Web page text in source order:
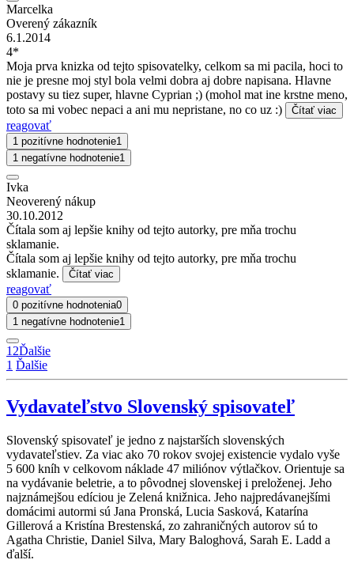
Marcelka
Overený zákazník
6.1.2014
4*
Moja prva knizka od tejto spisovatelky, celkom sa mi pacila, hoci to
nie je presne moj styl bola velmi dobra aj dobre napisana. Hlavne
postavy su tiez super, hlavne Cyprian ;) (mohol mat ine krstne meno,
toto sa mi vobec nepaci a ani mu nepristane, no co uz :)
Čítať viac
reagovať
1 pozitívne hodnotenie1
1 negatívne hodnotenie1
Ivka
Neoverený nákup
30.10.2012
Čítala som aj lepšie knihy od tejto autorky, pre mňa trochu
sklamanie.
Čítala som aj lepšie knihy od tejto autorky, pre mňa trochu
sklamanie.
Čítať viac
reagovať
0 pozitívne hodnotenia0
1 negatívne hodnotenie1
1 2Ďalšie
1 Ďalšie
Vydavateľstvo Slovenský spisovateľ
Slovenský spisovateľ je jedno z najstarších slovenských
vydavateľstiev. Za viac ako 70 rokov svojej existencie vydalo vyše
5 600 kníh v celkovom náklade 47 miliónov výtlačkov. Orientuje sa
na vydávanie beletrie, a to pôvodnej slovenskej i preloženej. Jeho
najznámejšou edíciou je Zelená knižnica. Jeho najpredávanejšími
domácimi autormi sú Jana Pronská, Lucia Sasková, Katarína
Gillerová a Kristína Brestenská, zo zahraničných autorov sú to
Agatha Christie, Daniel Silva, Mary Baloghová, Sarah E. Ladd a
ďalší.